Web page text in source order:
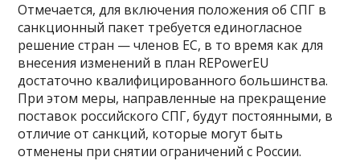
Отмечается, для включения положения об СПГ в
санкционный пакет требуется единогласное
решение стран — членов ЕС, в то время как для
внесения изменений в план REPowerEU
достаточно квалифицированного большинства.
При этом меры, направленные на прекращение
поставок российского СПГ, будут постоянными, в
отличие от санкций, которые могут быть
отменены при снятии ограничений с России.